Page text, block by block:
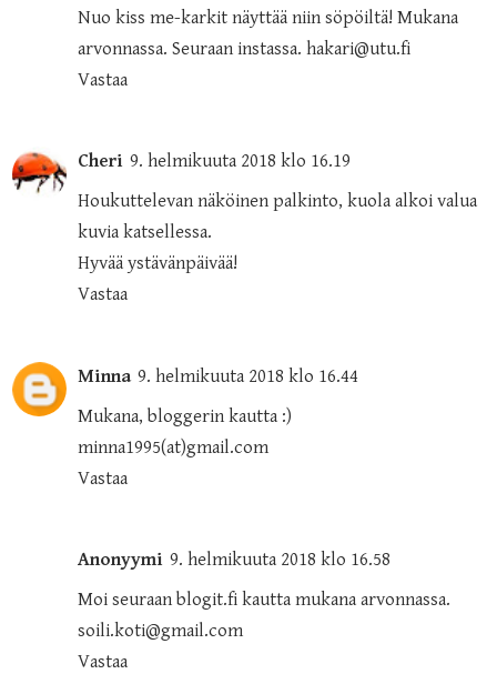
Nuo kiss me-karkit näyttää niin söpöiltä! Mukana
arvonnassa. Seuraan instassa. hakari@utu.fi
Vastaa
Cheri 9. helmikuuta 2018 klo 16.19
Houkuttelevan näköinen palkinto, kuola alkoi valua
kuvia katsellessa.
Hyvää ystävänpäivää!
Vastaa
Minna 9. helmikuuta 2018 klo 16.44
Mukana, bloggerin kautta :)
minna1995(at)gmail.com
Vastaa
Anonyymi 9. helmikuuta 2018 klo 16.58
Moi seuraan blogit.fi kautta mukana arvonnassa.
soili.koti@gmail.com
Vastaa